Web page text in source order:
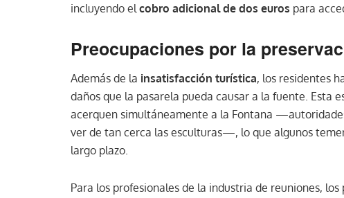
incluyendo el cobro adicional de dos euros para
Preocupaciones por la
Además de la insatisfacción turística, los residentes
daños que la pasarela pueda causar a la fuente. Esta
acerquen simultáneamente a la Fontana
ver de tan cerca las esculturas—, lo que algunos
largo plazo.
Para los profesionales de la industria de reuniones,